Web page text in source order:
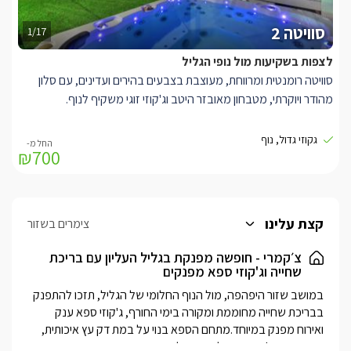
1/17 סוויטה 2
לצפות בשקיעות מול נופי הגליל
סוויטה רומנטית ומרווחת, מעוצבת בצבעים בהירים ועדינים, עם סלון
מהודר ויוקרתי, מטבחון מאובזר היטב וג'קוזי זוגי משקיף לנוף.
סוויטה חמימה ואינטימית, מבוססת על צבעי הלבן-שמנת. בסוויטה
תיהנו ממיטה זוגית נוחה בצבע לבן, שידות תואמות משני צדדיה, ג'קוזי
הכולל קומקום חשמלי, מיקרוגל, מקרר וכיריים גז.
גקוזי גדול, נוף
₪700
קצת עלינו צימרים בשזור
צ׳קמרי - חופשה מפנקת בגליל העליון עם בריכת
שחייה וג'קוזי ספא מפנקים